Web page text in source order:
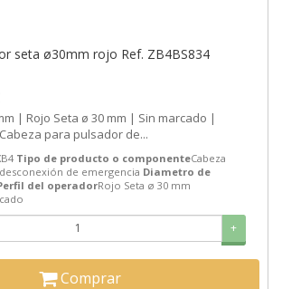
seta ø30mm rojo Ref. ZB4BS834
| Rojo Seta ø 30 mm | Sin marcado |
para pulsador de...
Tipo de producto o componenteCabeza
de emergencia Diametro de
del operadorRojo Seta ø 30 mm
+
Comprar